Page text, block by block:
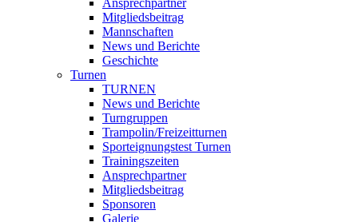
Ansprechpartner
Mitgliedsbeitrag
Mannschaften
News und Berichte
Geschichte
Turnen
TURNEN
News und Berichte
Turngruppen
Trampolin/Freizeitturnen
Sporteignungstest Turnen
Trainingszeiten
Ansprechpartner
Mitgliedsbeitrag
Sponsoren
Galerie